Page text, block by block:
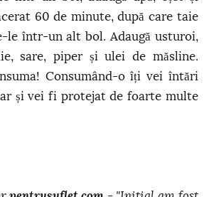
60 de minute, după care taie
le într-un alt bol. Adaugă usturoi,
sare, piper și ulei de măsline.
Consumând-o îți vei întări
și vei fi protejat de foarte multe